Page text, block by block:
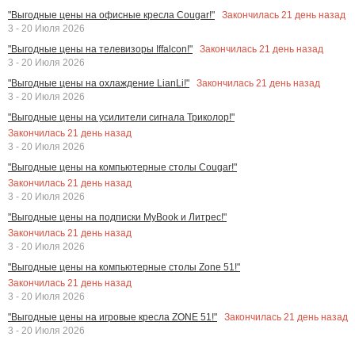
"Выгодные цены на офисные кресла Cougar!" Закончилась 21 день назад
3 - 20 Июля 2026
"Выгодные цены на телевизоры Iffalcon!"
Закончилась 21 день назад
3 - 20 Июля 2026
"Выгодные цены на охлаждение LianLi!"
Закончилась 21 день назад
3 - 20 Июля 2026
"Выгодные цены на усилители сигнала Триколор!"
Закончилась 21 день назад
3 - 20 Июля 2026
"Выгодные цены на компьютерные столы Cougar!"
Закончилась 21 день назад
3 - 20 Июля 2026
"Выгодные цены на подписки MyBook и Литрес!"
Закончилась 21 день назад
3 - 20 Июля 2026
"Выгодные цены на компьютерные столы Zone 51!"
Закончилась 21 день назад
3 - 20 Июля 2026
"Выгодные цены на игровые кресла ZONE 51!"
Закончилась 21 день назад
3 - 20 Июля 2026